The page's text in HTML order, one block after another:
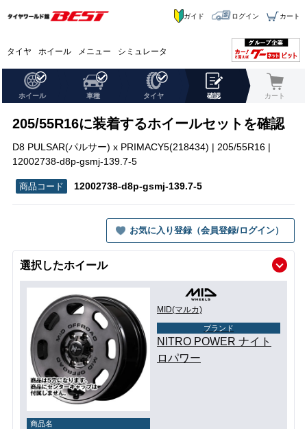
タイヤ ホイール メニュー シミュレータ
ガイド ログイン カート
ホイール 車種 タイヤ 確認 カート
205/55R16に装着するホイールセットを確認
D8 PULSAR(パルサー) x PRIMACY5(218434) | 205/55R16 |
12002738-d8p-gsmj-139.7-5
12002738-d8p-gsmj-139.7-5
お気に入り登録（会員登録/ログイン）
選択したホイール
MID(マルカ)
ブランド
NITRO POWER ナイト
ロパワー
商品名